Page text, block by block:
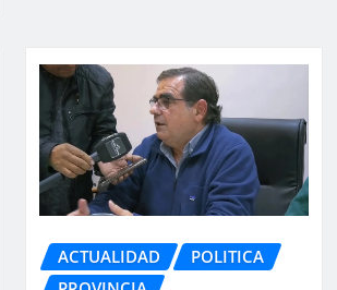
ACTUALIDAD
POLITICA